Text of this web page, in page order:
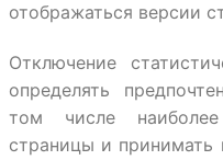
отображаться версии
Отключение
определять
том числе
страницы и